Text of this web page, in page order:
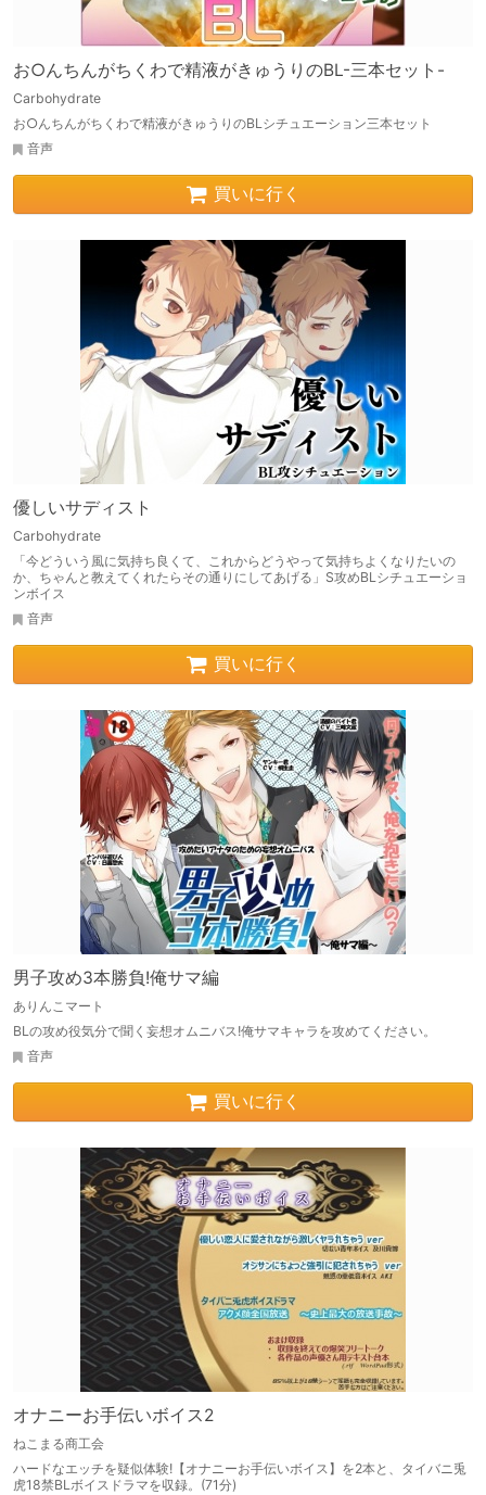
お○んちんがちくわで精液がきゅうりのBL-三本セット-
Carbohydrate
お○んちんがちくわで精液がきゅうりのBLシチュエーション三本セット
音声
買いに行く
優しいサディスト
Carbohydrate
「今どういう風に気持ち良くて、これからどうやって気持ちよくなりたいの
か、ちゃんと教えてくれたらその通りにしてあげる」S攻めBLシチュエーショ
ンボイス
音声
買いに行く
男子攻め3本勝負!俺サマ編
ありんこマート
BLの攻め役気分で聞く妄想オムニバス!俺サマキャラを攻めてください。
音声
買いに行く
オナニーお手伝いボイス2
ねこまる商工会
ハードなエッチを疑似体験!【オナニーお手伝いボイス】を2本と、タイバニ兎
虎18禁BLボイスドラマを収録。(71分)